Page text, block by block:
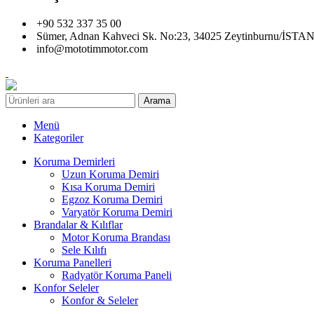
+90 532 337 35 00
Sümer, Adnan Kahveci Sk. No:23, 34025 Zeytinburnu/
info@mototimmotor.com
Arama
Menü
Kategoriler
Koruma Demirleri
Uzun Koruma Demiri
Kısa Koruma Demiri
Egzoz Koruma Demiri
Varyatör Koruma Demiri
Brandalar & Kılıflar
Motor Koruma Brandası
Sele Kılıfı
Koruma Panelleri
Radyatör Koruma Paneli
Konfor Seleler
Konfor & Seleler